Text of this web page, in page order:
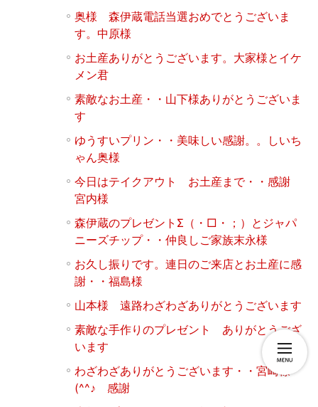
奥様 森伊蔵電話当選おめでとうございま
す。中原様
お土産ありがとうございます。大家様とイケ
メン君
素敵なお土産・・山下様ありがとうございま
す
ゆうすいプリン・・美味しい感謝。。しいち
ゃん奥様
今日はテイクアウト お土産まで・・感謝
宮内様
森伊蔵のプレゼントΣ（・□・；）とジャパ
ニーズチップ・・仲良しご家族末永様
お久し振りです。連日のご来店とお土産に感
謝・・福島様
山本様 遠路わざわざありがとうございます
素敵な手作りのプレゼント ありがとうござ
います
わざわざありがとうございます・・宮崎様
(^^♪ 感謝